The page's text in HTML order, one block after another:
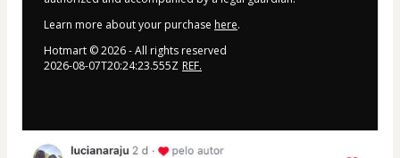
Learn more about your purchase here.
Hotmart ©2026- All rights reserved
2026-08-07T20:24:23.555Z REF.